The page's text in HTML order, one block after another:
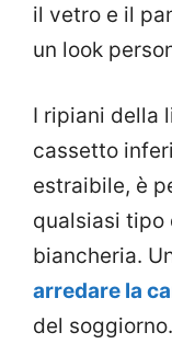
il vetro e il
un look
I ripiani della
cassetto
estraibile, è
qualsiasi tipo
biancheria.
arredare la
del soggiorno.